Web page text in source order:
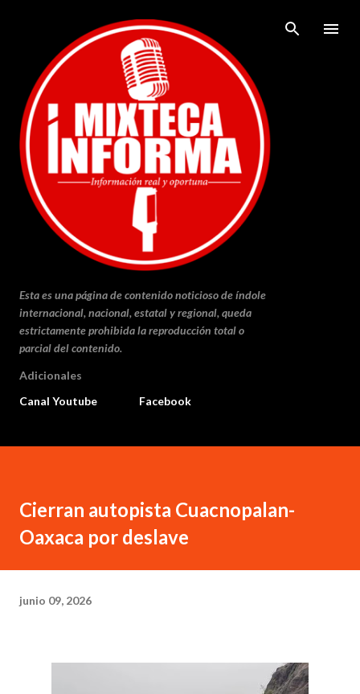
Ir al contenido principal
Esta es una página de contenido noticioso de índole
internacional, nacional, estatal y regional, queda
estrictamente prohibida la reproducción total o
parcial del contenido.
Adicionales
Canal Youtube
Facebook
Cierran autopista Cuacnopalan-
Oaxaca por deslave
junio 09, 2026